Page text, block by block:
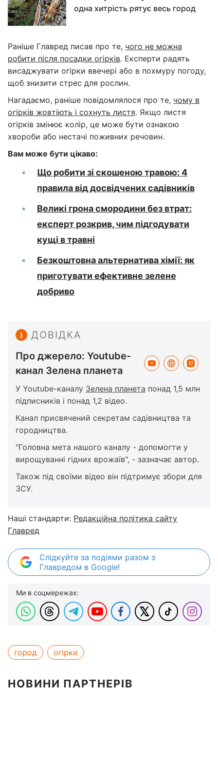
одна хитрість рятує весь город
Раніше Главред писав про те, чого не можна
робити після посадки огірків. Експерти радять
висаджувати огірки ввечері або в похмуру погоду,
щоб знизити стрес для рослин.
Нагадаємо, раніше повідомлялося про те, чому в
огірків жовтіють і сохнуть листя. Якщо листя
огірків змінює колір, це може бути ознакою
хвороби або нестачі поживних речовин.
Вам може бути цікаво:
Що робити зі скошеною травою: 4
правила від досвідчених садівників
Великі грона смородини без втрат:
експерт розкрив, чим підгодувати
кущі в травні
Безкоштовна альтернатива хімії: як
приготувати ефективне зелене
добриво
ДОВІДКА
Про джерело: Youtube-
канал Зелена планета
У Youtube-каналу Зелена планета понад 1,5 млн
підписників і понад 1,2 відео.
Канал присвячений секретам садівництва та
городництва.
"Головна мета нашого каналу - допомогти у
вирощуванні гідних врожаїв", - зазначає автор.
Також під своїми відео він підтримує збори для
ЗСУ.
Наші стандарти: Редакційна політика сайту
Главред
Слідкуйте за подіями разом з
Главредом в Google!
Ми в соцмережах:
город огірки
НОВИНИ ПАРТНЕРІВ